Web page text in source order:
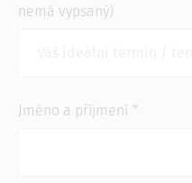
nemá vypsaný)
Jméno a příjmení